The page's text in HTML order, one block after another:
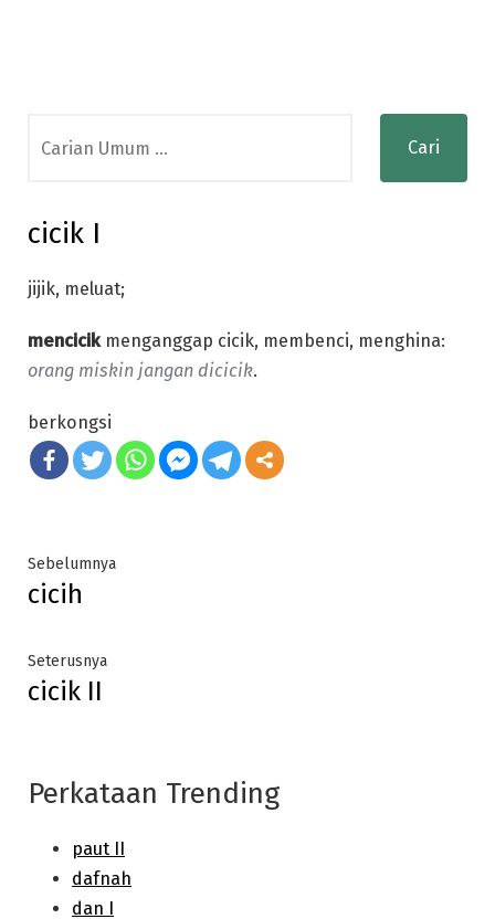
for:
cicik I
jijik, meluat;
mencicikmenganggap cicik, membenci, menghina:
orang miskin jangan dicicik.
berkongsi
Post
navigation
SebelumnyaPrevious
cicih
SeterusnyaNext
cicik II
Perkataan Trending